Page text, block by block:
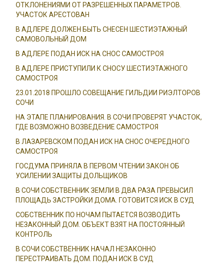
ОТКЛОНЕНИЯМИ ОТ РАЗРЕШЕННЫХ ПАРАМЕТРОВ.
УЧАСТОК АРЕСТОВАН
В АДЛЕРЕ ДОЛЖЕН БЫТЬ СНЕСЕН ШЕСТИЭТАЖНЫЙ
САМОВОЛЬНЫЙ ДОМ
В АДЛЕРЕ ПОДАН ИСК НА СНОС САМОСТРОЯ
В АДЛЕРЕ ПРИСТУПИЛИ К СНОСУ ШЕСТИЭТАЖНОГО
САМОСТРОЯ
23.01.2018 ПРОШЛО СОВЕЩАНИЕ ГИЛЬДИИ РИЭЛТОРОВ
СОЧИ
НА ЭТАПЕ ПЛАНИРОВАНИЯ. В СОЧИ ПРОВЕРЯТ УЧАСТОК,
ГДЕ ВОЗМОЖНО ВОЗВЕДЕНИЕ САМОСТРОЯ
В ЛАЗАРЕВСКОМ ПОДАН ИСК НА СНОС ОЧЕРЕДНОГО
САМОСТРОЯ
ГОСДУМА ПРИНЯЛА В ПЕРВОМ ЧТЕНИИ ЗАКОН ОБ
УСИЛЕНИИ ЗАЩИТЫ ДОЛЬЩИКОВ
В СОЧИ СОБСТВЕННИК ЗЕМЛИ В ДВА РАЗА ПРЕВЫСИЛ
ПЛОЩАДЬ ЗАСТРОЙКИ ДОМА. ГОТОВИТСЯ ИСК В СУД
СОБСТВЕННИК ПО НОЧАМ ПЫТАЕТСЯ ВОЗВОДИТЬ
НЕЗАКОННЫЙ ДОМ. ОБЪЕКТ ВЗЯТ НА ПОСТОЯННЫЙ
КОНТРОЛЬ
В СОЧИ СОБСТВЕННИК НАЧАЛ НЕЗАКОННО
ПЕРЕСТРАИВАТЬ ДОМ. ПОДАН ИСК В СУД